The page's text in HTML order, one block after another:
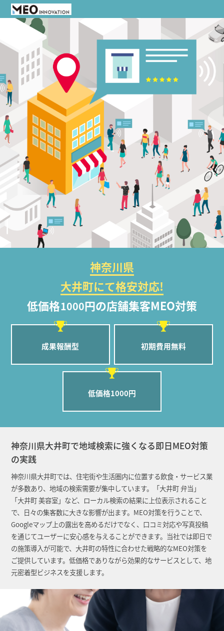
神奈川県
大井町にて格安対応!
低価格1000円の店舗集客MEO対策
成果報酬型 初期費用無料
低価格1000円
神奈川県大井町で地域検索に強くなる即日MEO対策
の実践
神奈川県大井町では、住宅街や生活圏内に位置する飲食・サービス業
が多数あり、地域の検索需要が集中しています。「大井町 弁当」
「大井町 美容室」など、ローカル検索の結果に上位表示されること
で、日々の集客数に大きな影響が出ます。MEO対策を行うことで、
Googleマップ上の露出を高めるだけでなく、口コミ対応や写真投稿
を通じてユーザーに安心感を与えることができます。当社では即日で
の施策導入が可能で、大井町の特性に合わせた戦略的なMEO対策を
ご提供しています。低価格でありながら効果的なサービスとして、地
元密着型ビジネスを支援します。